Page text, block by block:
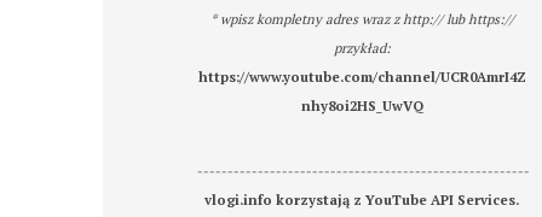
* wpisz kompletny adres wraz z http:// lub https://
przykład:
https://www.youtube.com/channel/UCR0AmrI4Z
nhy8oi2HS_UwVQ
-------------------------------------------------------
vlogi.info korzystają z YouTube API Services.